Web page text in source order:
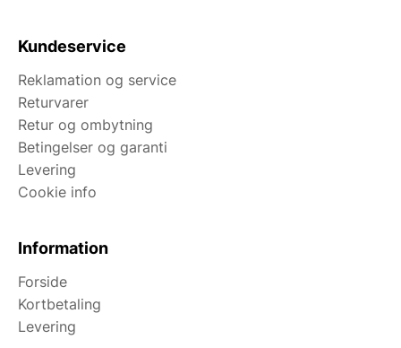
Kundeservice
Reklamation og service
Returvarer
Retur og ombytning
Betingelser og garanti
Levering
Cookie info
Information
Forside
Kortbetaling
Levering